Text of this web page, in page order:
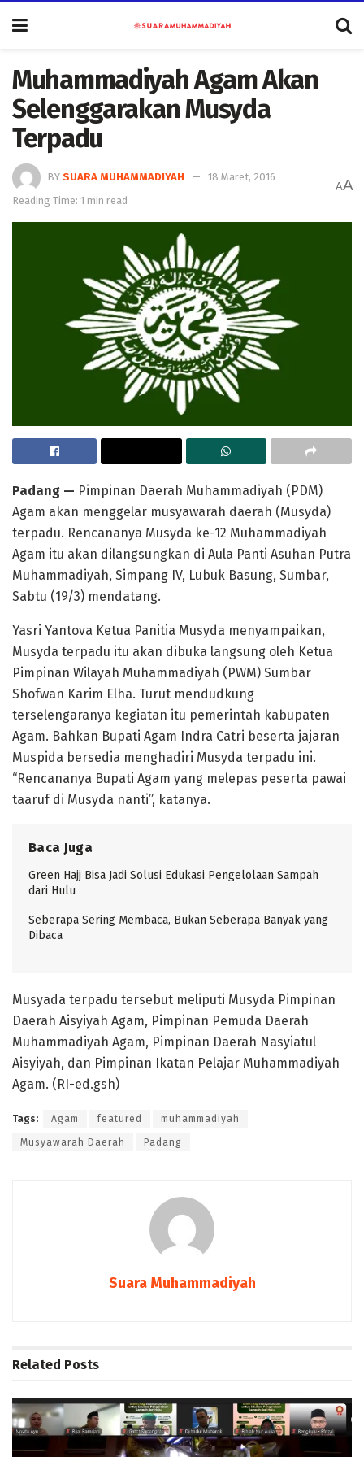
Muhammadiyah Agam Akan
Selenggarakan Musyda
Terpadu
BY SUARA MUHAMMADIYAH
18 Maret, 2016
Reading Time: 1 min read
AA
Padang — Pimpinan Daerah Muhammadiyah (PDM)
Agam akan menggelar musyawarah daerah (Musyda)
terpadu. Rencananya Musyda ke-12 Muhammadiyah
Agam itu akan dilangsungkan di Aula Panti Asuhan Putra
Muhammadiyah, Simpang IV, Lubuk Basung, Sumbar,
Sabtu (19/3) mendatang.
Yasri Yantova Ketua Panitia Musyda menyampaikan,
Musyda terpadu itu akan dibuka langsung oleh Ketua
Pimpinan Wilayah Muhammadiyah (PWM) Sumbar
Shofwan Karim Elha. Turut mendudkung
terselengaranya kegiatan itu pemerintah kabupaten
Agam. Bahkan Bupati Agam Indra Catri beserta jajaran
Muspida bersedia menghadiri Musyda terpadu ini.
“Rencananya Bupati Agam yang melepas peserta pawai
taaruf di Musyda nanti”, katanya.
Baca Juga
Green Hajj Bisa Jadi Solusi Edukasi Pengelolaan Sampah
dari Hulu
Seberapa Sering Membaca, Bukan Seberapa Banyak yang
Dibaca
Musyada terpadu tersebut meliputi Musyda Pimpinan
Daerah Aisyiyah Agam, Pimpinan Pemuda Daerah
Muhammadiyah Agam, Pimpinan Daerah Nasyiatul
Aisyiyah, dan Pimpinan Ikatan Pelajar Muhammadiyah
Agam. (RI-ed.gsh)
Tags: Agam featured muhammadiyah
Musyawarah Daerah Padang
Suara Muhammadiyah
Related Posts